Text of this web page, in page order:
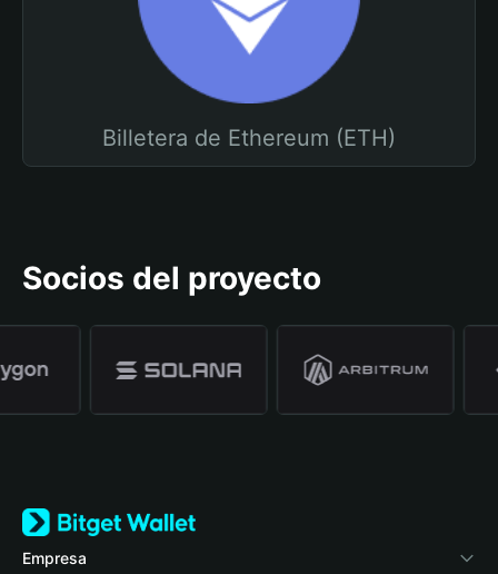
Billetera de Ethereum (ETH)
Socios del proyecto
Empresa